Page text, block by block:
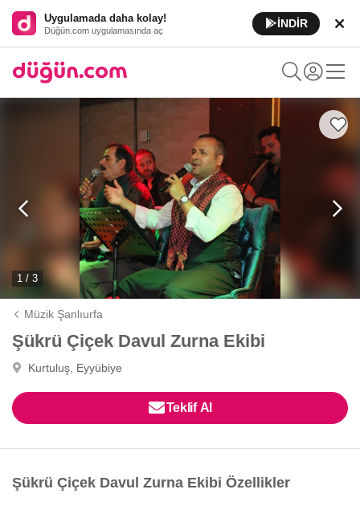
Uygulamada daha kolay!
Düğün.com uygulamasında aç
İNDİR
1 / 3
Müzik Şanlıurfa
Şükrü Çiçek Davul Zurna Ekibi
Kurtuluş, Eyyübiye
Teklif Al
Şükrü Çiçek Davul Zurna Ekibi Özellikler